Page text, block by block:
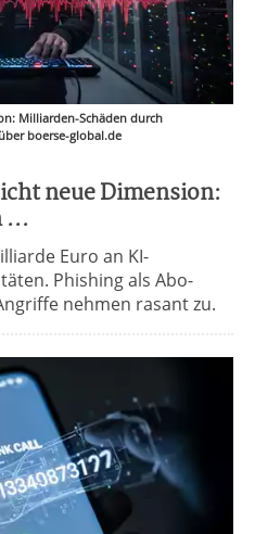
Milliarden-Schäden durch
boerse-global.de
neue Dimension:
...
Euro an KI-
Phishing als Abo-
nehmen rasant zu.